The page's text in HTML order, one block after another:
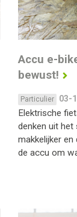
Accu e-
bewust!
Particulier 03-
Elektrische
denken uit het
makkelijker en
de accu om